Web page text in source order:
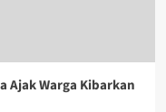
Ajak Warga Kibarkan